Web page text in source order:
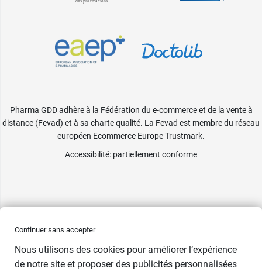
1 cadeau
Pharma GDD adhère à la Fédération du e-commerce et de la vente à
distance (Fevad) et à sa charte qualité. La Fevad est membre du réseau
européen Ecommerce Europe Trustmark.
Accessibilité: partiellement conforme
Continuer sans accepter
Nous utilisons des cookies pour améliorer l’expérience
de notre site et proposer des publicités personnalisées